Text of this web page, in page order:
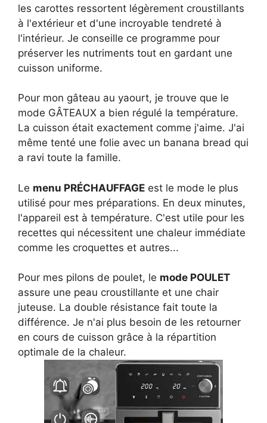
les carottes ressortent légèrement croustillants
à l'extérieur et d'une incroyable tendreté à
l'intérieur. Je conseille ce programme pour
préserver les nutriments tout en gardant une
cuisson uniforme.
Pour mon gâteau au yaourt, je trouve que le
mode GÂTEAUX a bien régulé la température.
La cuisson était exactement comme j'aime. J'ai
même tenté une folie avec un banana bread qui
a ravi toute la famille.
Le menu PRÉCHAUFFAGE est le mode le plus
utilisé pour mes préparations. En deux minutes,
l'appareil est à température. C'est utile pour les
recettes qui nécessitent une chaleur immédiate
comme les croquettes et autres...
Pour mes pilons de poulet, le mode POULET
assure une peau croustillante et une chair
juteuse. La double résistance fait toute la
différence. Je n'ai plus besoin de les retourner
en cours de cuisson grâce à la répartition
optimale de la chaleur.